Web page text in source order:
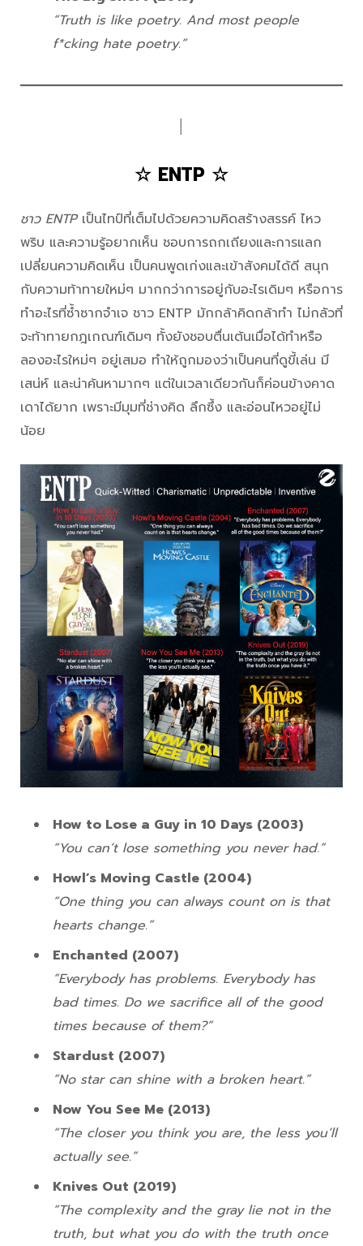
“Truth is like poetry. And most people
f*cking hate poetry.”
☆ ENTP ☆
ชาว ENTPเป็นไทป์ที่เต็มไปด้วยความคิดสร้างสรรค์ ไหว
พริบ และความรู้อยากเห็น ชอบการถกเถียงและการแลก
เปลี่ยนความคิดเห็น เป็นคนพูดเก่งและเข้าสังคมได้ดี สนุก
กับความท้าทายใหม่ๆ มากกว่าการอยู่กับอะไรเดิมๆ หรือการ
ทำอะไรที่ซ้ำซากจำเจ ชาว ENTP มักกล้าคิดกล้าทำ ไม่กลัวที่
จะท้าทายกฎเกณฑ์เดิมๆ ทั้งยังชอบตื่นเต้นเมื่อได้ทำหรือ
ลองอะไรใหม่ๆ อยู่เสมอ ทำให้ถูกมองว่าเป็นคนที่ดูขี้เล่น มี
เสน่ห์ และน่าค้นหามากๆ แต่ในเวลาเดียวกันก็ค่อนข้างคาด
เดาได้ยาก เพราะมีมุมที่ช่างคิด ลึกซึ้ง และอ่อนไหวอยู่ไม่
น้อย
How to Lose a Guy in 10 Days (2003)
“You can’t lose something you never had.”
Howl’s Moving Castle (2004)
“One thing you can always count on is that
hearts change.”
Enchanted (2007)
“Everybody has problems. Everybody has
bad times. Do we sacrifice all of the good
times because of them?”
Stardust (2007)
“No star can shine with a broken heart.”
Now You See Me (2013)
“The closer you think you are, the less you’ll
actually see.”
Knives Out (2019)
“The complexity and the gray lie not in the
truth, but what you do with the truth once